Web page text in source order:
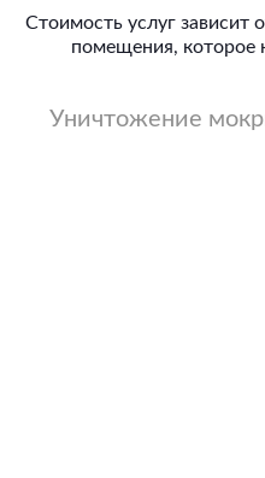
Стоимость услуг зависит
помещения, которое
Уничтожение